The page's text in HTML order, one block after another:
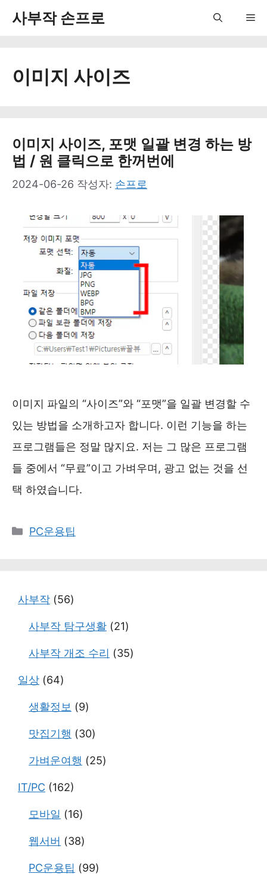
사부작 손프로
이미지 사이즈
이미지 사이즈, 포맷 일괄 변경 하는 방
법 / 원 클릭으로 한꺼번에
2024-06-26 작성자: 손프로
이미지 파일의 “사이즈”와 “포맷”을 일괄 변경할 수
있는 방법을 소개하고자 합니다. 이런 기능을 하는
프로그램들은 정말 많지요. 저는 그 많은 프로그램
들 중에서 “무료”이고 가벼우며, 광고 없는 것을 선
택 하였습니다.
카
PC운용팁
사부작 (56)
사부작 탐구생활 (21)
사부작 개조 수리 (35)
일상 (64)
생활정보 (9)
맛집기행 (30)
가벼운여행 (25)
IT/PC (162)
모바일 (16)
웹서버 (38)
PC운용팁 (99)